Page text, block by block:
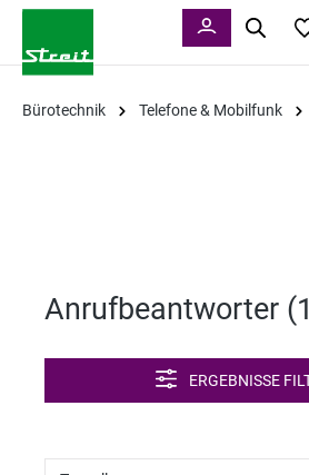
Bürotechnik Telefone & Mobilfunk
Anrufbeantworter (
ERGEBNISSE